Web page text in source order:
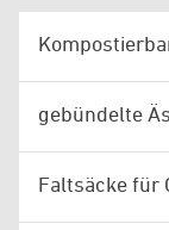
gebündelte
Faltsäcke für